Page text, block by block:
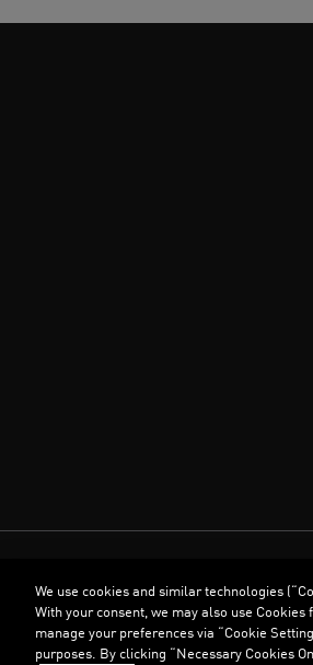
We use cookies and similar technologies
With your consent, we may also use
manage your preferences via “Cookie
purposes. By clicking “Necessary Cookies